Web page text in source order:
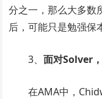
分之一，那么大多数
后，可能只是勉强保
3、面对Solver
在AMA中，